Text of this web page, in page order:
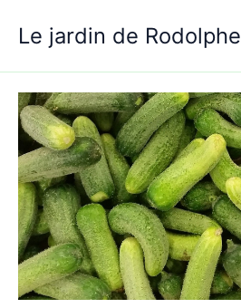
contenu
Le jardin de Rodolphe